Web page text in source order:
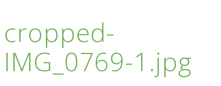
cropped-
IMG_0769-1.jpg